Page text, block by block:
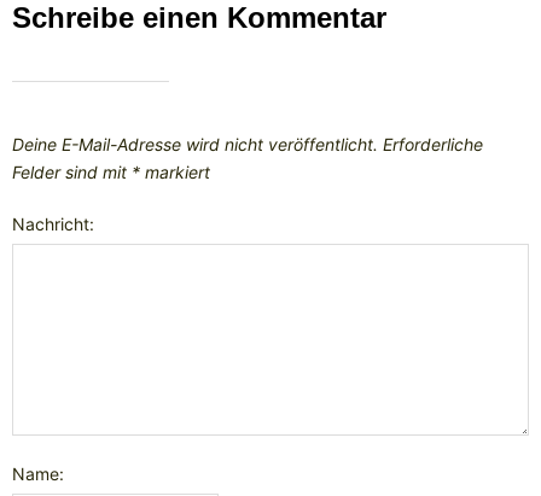
Schreibe einen Kommentar
Deine E-Mail-Adresse wird nicht veröffentlicht. Erforderliche
Felder sind mit * markiert
Nachricht:
Name: